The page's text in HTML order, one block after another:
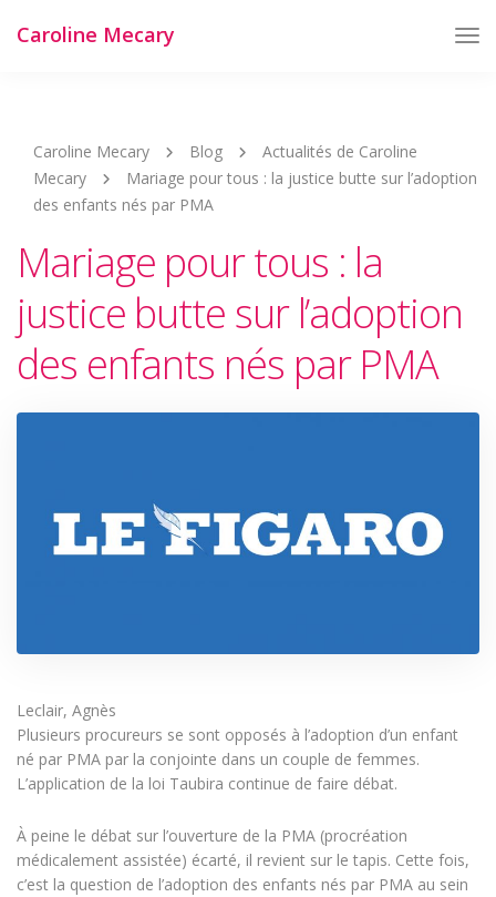
Caroline Mecary
Caroline Mecary Blog
Actualités de Caroline
Mecary
Mariage pour tous : la justice butte sur l’adoption
des enfants nés par PMA
Mariage pour tous : la
justice butte sur l’adoption
des enfants nés par PMA
Leclair, Agnès
Plusieurs procureurs se sont opposés à l’adoption d’un enfant
né par PMA par la conjointe dans un couple de femmes.
L’application de la loi Taubira continue de faire débat.
À peine le débat sur l’ouverture de la PMA (procréation
médicalement assistée) écarté, il revient sur le tapis. Cette fois,
c’est la question de l’adoption des enfants nés par PMA au sein